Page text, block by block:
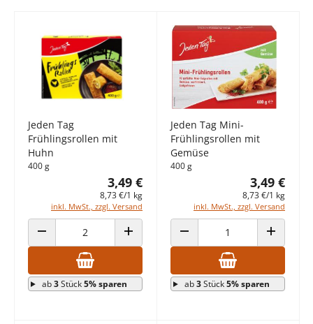
Jeden Tag
Frühlingsrollen mit
Huhn
400 g
3,49 €
8,73 €/1 kg
inkl. MwSt., zzgl. Versand
ANZAHL VERRINGERN ANZAHL ERHÖHEN
ab3Stück5% sparen
Jeden Tag Mini-
Frühlingsrollen mit
Gemüse
400 g
3,49 €
8,73 €/1 kg
inkl. MwSt., zzgl. Versand
ANZAHL VERRINGERN ANZAHL
ab3Stück5% sparen